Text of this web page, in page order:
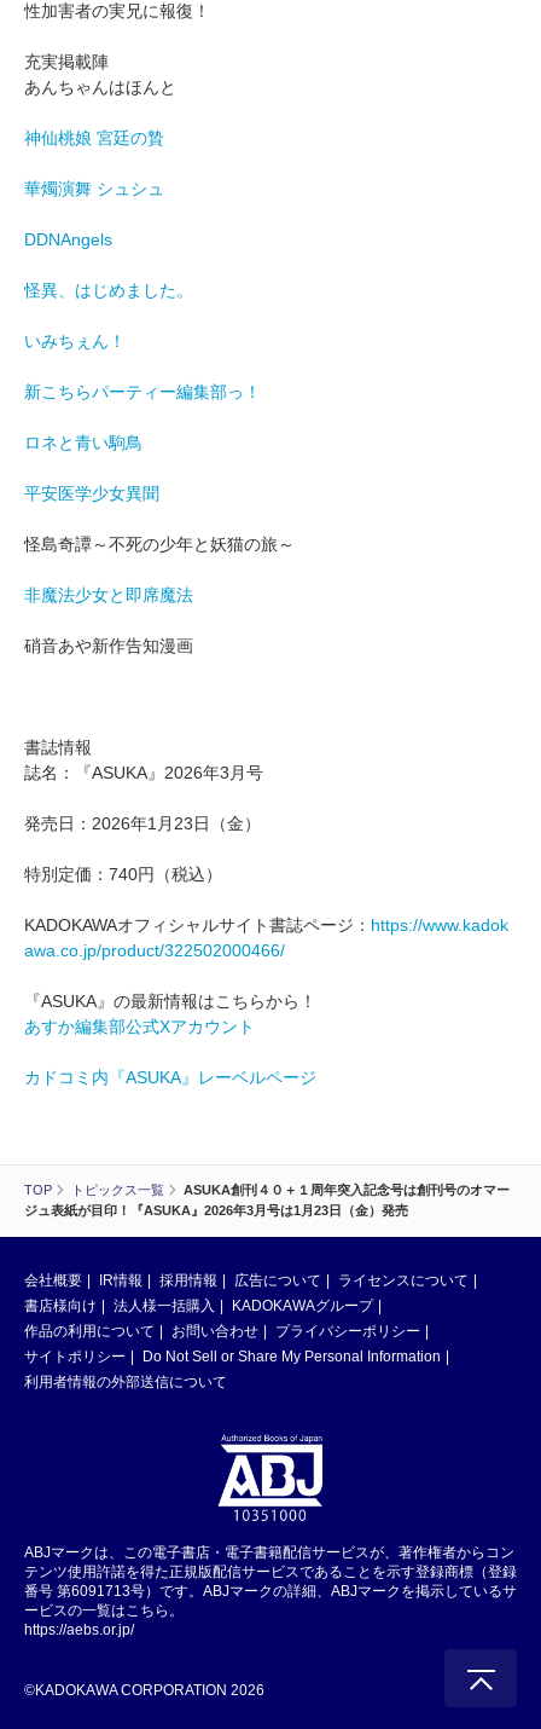
TOP トピックス一覧
ASUKA創刊４０＋１周年突入記念号は創刊号のオマー
ジュ表紙が目印！『ASUKA』2026年3月号は1月23日（金）発売
性加害者の実兄に報復！
充実掲載陣
あんちゃんはほんと
神仙桃娘 宮廷の贄
華燭演舞 シュシュ
DDNAngels
怪異、はじめました。
いみちぇん！
新こちらパーティー編集部っ！
ロネと青い駒鳥
平安医学少女異聞
怪島奇譚～不死の少年と妖猫の旅～
非魔法少女と即席魔法
硝音あや新作告知漫画
書誌情報
誌名：『ASUKA』2026年3月号
発売日：2026年1月23日（金）
特別定価：740円（税込）
KADOKAWAオフィシャルサイト書誌ページ： https://www.kadok
awa.co.jp/product/322502000466/
『ASUKA』の最新情報はこちらから！
あすか編集部公式Xアカウント
カドコミ内『ASUKA』レーベルページ
会社概要 IR情報 採用情報 広告について
ライセンスについて
書店様向け
法人様一括購入
KADOKAWAグループ
作品の利用について
お問い合わせ
プライバシーポリシー
サイトポリシー
Do Not Sell or Share My Personal Information
利用者情報の外部送信について
ABJマークは、この電子書店・電子書籍配信サービスが、著作権者からコン
テンツ使用許諾を得た正規版配信サービスであることを示す登録商標（登録
番号 第6091713号）です。ABJマークの詳細、ABJマークを掲示しているサ
ービスの一覧はこちら。
https://aebs.or.jp/
©KADOKAWA CORPORATION 2026